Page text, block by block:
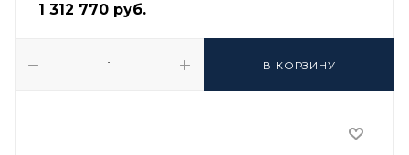
1 312 770 руб.
В КОРЗИНУ